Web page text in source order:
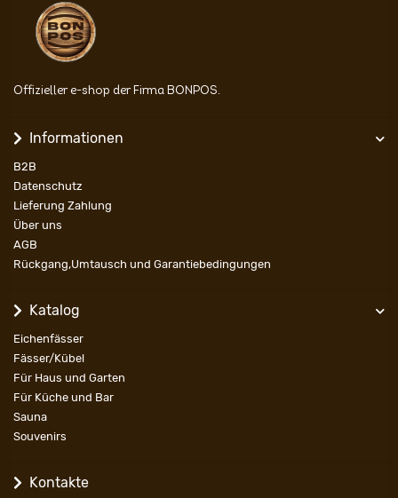
Offizieller e-shop der Firma BONPOS.
Informationen
B2B
Datenschutz
Lieferung Zahlung
Über uns
AGB
Rückgang,Umtausch und Garantiebedingungen
Katalog
Eichenfässer
Fässer/Kübel
Für Haus und Garten
Für Küche und Bar
Sauna
Souvenirs
Kontakte